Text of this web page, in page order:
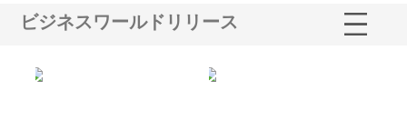
ビジネスワールドリリース